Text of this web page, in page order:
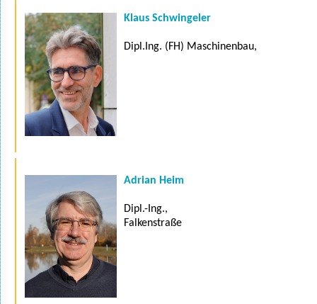
Klaus Schwingeler
Dipl.Ing. (FH) Maschinenbau,
Adrian Heim
Dipl.-Ing.,
Falkenstraße